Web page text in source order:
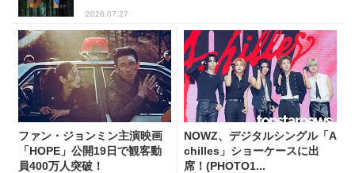
2026.07.27
ファン・ジョンミン主演映画
「HOPE」公開19日で観客動
員400万人突破！
NOWZ、デジタルシングル「A
chilles」ショーケースに出
席！(PHOTO1...